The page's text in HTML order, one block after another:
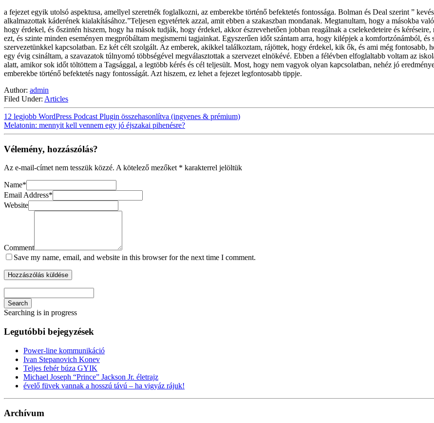
a fejezet egyik utolsó aspektusa, amellyel szeretnék foglalkozni, az emberekbe történő befektetés fontossága. Bolman és Deal szerint ”
alkalmazottak káderének kialakításához.”Teljesen egyetértek azzal, amit ebben a szakaszban mondanak. Megtanultam, hogy a másokba
hogy érdekel, és őszintén hiszem, hogy ha mások tudják, hogy érdekel, akkor észrevehetően jobban reagálnak a cselekedeteire és
ezt, és szinte minden eseményen megpróbáltam megismerni tagjainkat. Egyszerűen időt szántam arra, hogy kilépjek a komfortzónámból,
szervezetünkkel kapcsolatban. Ez két célt szolgált. Az emberek, akikkel találkoztam, rájöttek, hogy érdekel, kik ők, és ami még fontosabb,
egy évig csináltam, a szavazatok túlnyomó többségével megválasztottak a szervezet elnökévé. Ebben a félévben elfoglaltabb voltam az
alatt, amikor sok időt töltöttem a Tagsággal, a legtöbb kérés és cél teljesült. Most, hogy nem vagyok olyan kapcsolatban, nehéz jó
emberekbe történő befektetés nagy fontosságát. Azt hiszem, ez lehet a fejezet legfontosabb tippje.
Author: admin
Filed Under: Articles
12 legjobb WordPress Podcast Plugin összehasonlítva (ingyenes & prémium)
Melatonin: mennyit kell vennem egy jó éjszakai pihenésre?
Vélemény, hozzászólás?
Az e-mail-címet nem tesszük közzé. A kötelező mezőket * karakterrel jelöltük
Name*
Email Address*
Website
Comment
Save my name, email, and website in this browser for the next time I comment.
Search
Searching is in progress
Legutóbbi bejegyzések
Power-line kommunikáció
Ivan Stepanovich Konev
Teljes fehér búza GYIK
Michael Joseph “Prince” Jackson Jr. életrajz
évelő füvek vannak a hosszú távú – ha vigyáz rájuk!
Archívum